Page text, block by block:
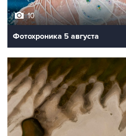
10
Фотохроника 5 августа